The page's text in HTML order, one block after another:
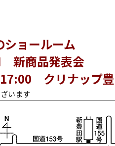
ショールーム
新商品発表会
クリナップ豊
います